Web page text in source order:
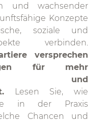
und wachsender
Konzepte
soziale und
verbinden.
versprechen
für mehr
und
Lesen Sie, wie
in der Praxis
Chancen und